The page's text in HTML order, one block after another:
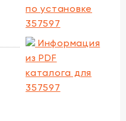
по установке
357597
Информация
из PDF
каталога для
357597